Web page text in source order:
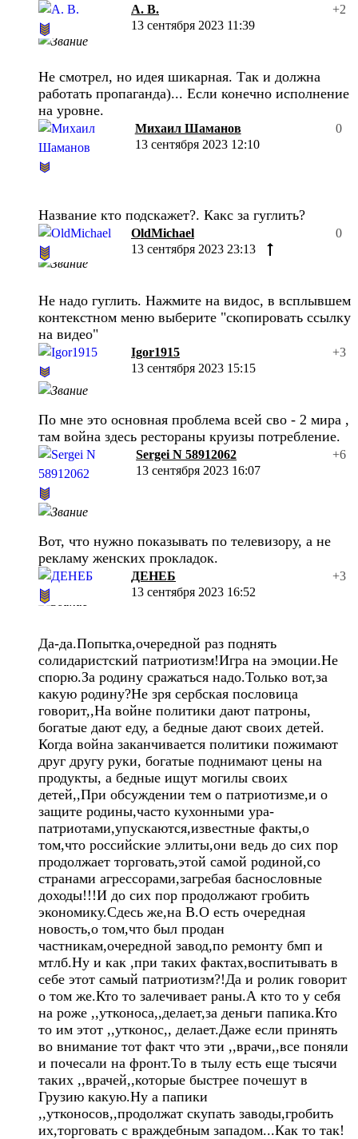
A. B.
+2
13 сентября 2023 11:39
Не смотрел, но идея шикарная. Так и должна
работать пропаганда)... Если конечно исполнение
на уровне.
Михаил Шаманов
0
13 сентября 2023 12:10
Название кто подскажет?. Какс за гуглить?
OldMichael
0
13 сентября 2023 23:13
Не надо гуглить. Нажмите на видос, в всплывшем
контекстном меню выберите "скопировать ссылку
на видео"
Igor1915
+3
13 сентября 2023 15:15
По мне это основная проблема всей сво - 2 мира ,
там война здесь рестораны круизы потребление.
Sergei N 58912062
+6
13 сентября 2023 16:07
Вот, что нужно показывать по телевизору, а не
рекламу женских прокладок.
ДЕНЕБ
+3
13 сентября 2023 16:52
Да-да.Попытка,очередной раз поднять
солидаристский патриотизм!Игра на эмоции.Не
спорю.За родину сражаться надо.Только вот,за
какую родину?Не зря сербская пословица
говорит,,На войне политики дают патроны,
богатые дают еду, а бедные дают своих детей.
Когда война заканчивается политики пожимают
друг другу руки, богатые поднимают цены на
продукты, а бедные ищут могилы своих
детей,,При обсуждении тем о патриотизме,и о
защите родины,часто кухонными ура-
патриотами,упускаются,известные факты,о
том,что российские эллиты,они ведь до сих пор
продолжает торговать,этой самой родиной,со
странами агрессорами,загребая баснословные
доходы!!!И до сих пор продолжают гробить
экономику.Сдесь же,на В.О есть очередная
новость,о том,что был продан
частникам,очередной завод,по ремонту бмп и
мтлб.Ну и как ,при таких фактах,воспитывать в
себе этот самый патриотизм?!Да и ролик говорит
о том же.Кто то залечивает раны.А кто то у себя
на роже ,,утконоса,,делает,за деньги папика.Кто
то им этот ,,утконос,, делает.Даже если принять
во внимание тот факт что эти ,,врачи,,все поняли
и почесали на фронт.То в тылу есть еще тысячи
таких ,,врачей,,которые быстрее почешут в
Грузию какую.Ну а папики
,,утконосов,,продолжат скупать заводы,гробить
их,торговать с враждебным западом...Как то так!